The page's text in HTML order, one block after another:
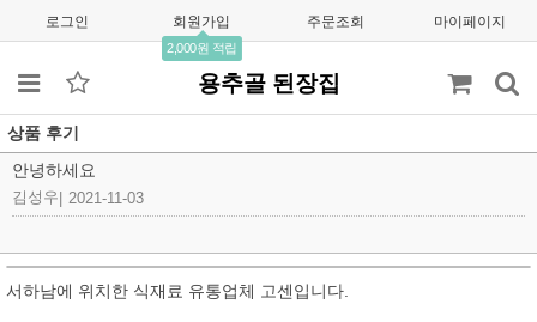
로그인 회원가입
2,000원 적립
주문조회 마이페이지
용추골 된장집
상품 후기
안녕하세요
김성우 2021-11-03
서하남에 위치한 식재료 유통업체 고센입니다.